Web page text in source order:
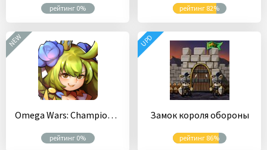
рейтинг 0% рейтинг 82%
Omega Wars: Champions of the Galaxy
рейтинг 0%
NEW
Замок короля обороны
рейтинг 86%
UPD